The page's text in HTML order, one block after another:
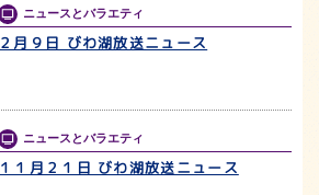
ニュースとバラエティ
２月９日 びわ湖放送ニュース
ニュースとバラエティ
１１月２１日 びわ湖放送ニュース